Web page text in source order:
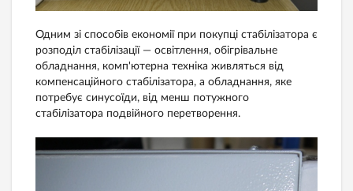
Одним зі способів економії при покупці стабілізатора є
розподіл стабілізації — освітлення, обігрівальне
обладнання, комп'ютерна техніка живляться від
компенсаційного стабілізатора, а обладнання, яке
потребує синусоїди, від менш потужного
стабілізатора подвійного перетворення.